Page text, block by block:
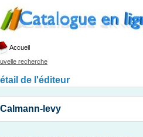
Accueil
recherche
de l'éditeur
Calmann-levy